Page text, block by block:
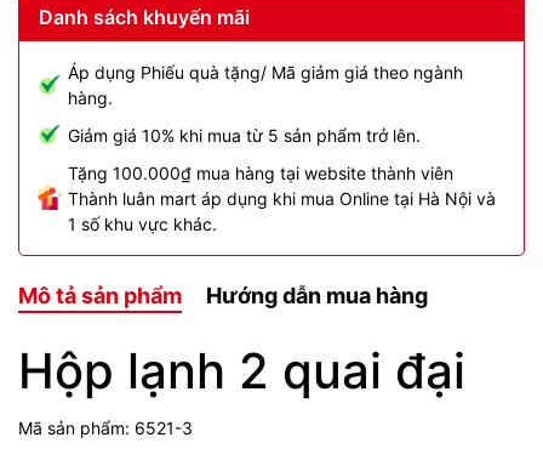
Danh sách khuyến mãi
Áp dụng Phiếu quà tặng/ Mã giảm giá theo ngành
hàng.
Giảm giá 10% khi mua từ 5 sản phẩm trở lên.
Tặng 100.000₫ mua hàng tại website thành viên
Thành luân mart áp dụng khi mua Online tại Hà Nội và
1 số khu vực khác.
Mô tả sản phẩm Hướng dẫn mua hàng
Hộp lạnh 2 quai đại
Mã sản phẩm: 6521-3